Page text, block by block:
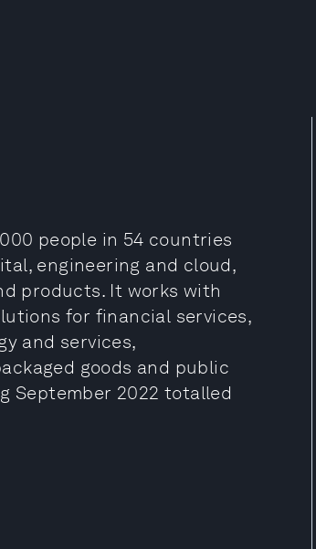
people in 54 countries
engineering and cloud,
products. It works with
for financial services,
and services,
goods and public
September 2022 totalled